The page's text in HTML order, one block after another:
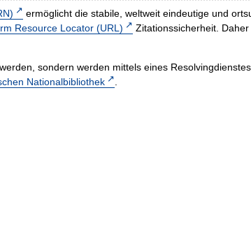
ermöglicht die stabile, weltweit eindeutige und
Resource Locator (URL)
Zitationssicherheit.
sondern werden mittels eines
Nationalbibliothek .